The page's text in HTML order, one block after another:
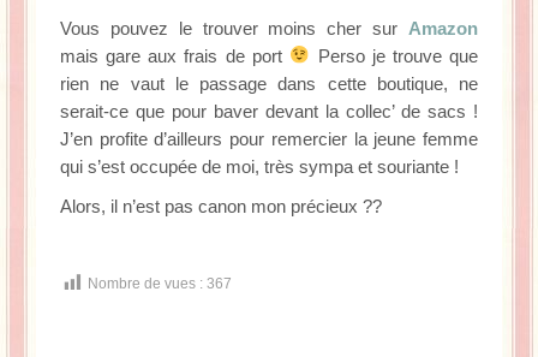
Vous pouvez le trouver moins cher sur Amazon
mais gare aux frais de port
Perso je trouve que
rien ne vaut le passage dans cette boutique, ne
serait-ce que pour baver devant la collec’ de sacs !
J’en profite d’ailleurs pour remercier la jeune femme
qui s’est occupée de moi, très sympa et souriante !
Alors, il n’est pas canon mon précieux ??
Nombre de vues : 367